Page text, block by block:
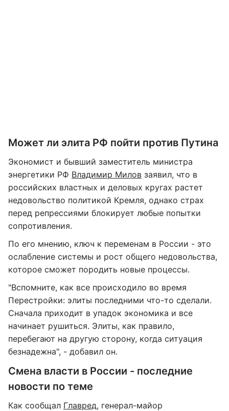
Может ли элита РФ пойти против Путина
Экономист и бывший заместитель министра
энергетики РФ Владимир Милов заявил, что в
российских властных и деловых кругах растет
недовольство политикой Кремля, однако страх
перед репрессиями блокирует любые попытки
сопротивления.
По его мнению, ключ к переменам в России - это
ослабление системы и рост общего недовольства,
которое сможет породить новые процессы.
"Вспомните, как все происходило во время
Перестройки: элиты последними что-то сделали.
Сначала приходит в упадок экономика и все
начинает рушиться. Элиты, как правило,
перебегают на другую сторону, когда ситуация
безнадежна", - добавил он.
Смена власти в России - последние
новости по теме
Как сообщал Главред, генерал-майор